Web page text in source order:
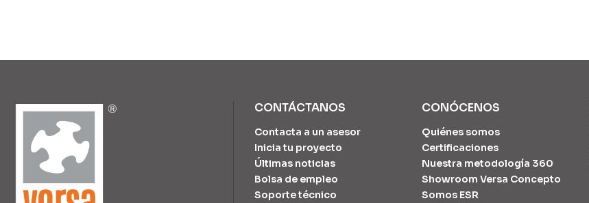
CONTÁCTANOS
Contacta a un asesor
Inicia tu proyecto
Últimas noticias
Bolsa de empleo
Soporte técnico
CONÓCENOS
Quiénes somos
Certificaciones
Nuestra metodología 360
Showroom Versa Concepto
Somos ESR